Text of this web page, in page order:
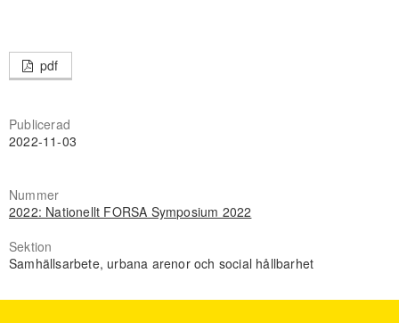
pdf
Publicerad
2022-11-03
Nummer
2022: Nationellt FORSA Symposium 2022
Sektion
Samhällsarbete, urbana arenor och social hållbarhet